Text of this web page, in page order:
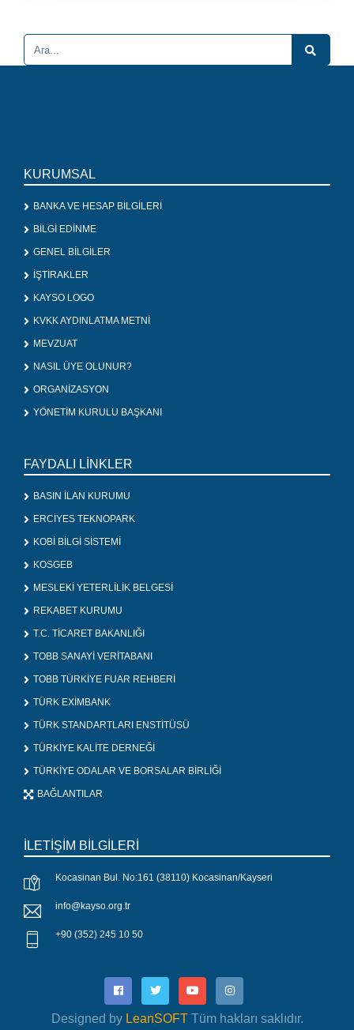
KURUMSAL
BANKA VE HESAP BİLGİLERİ
BİLGİ EDİNME
GENEL BİLGİLER
İŞTİRAKLER
KAYSO LOGO
KVKK AYDINLATMA METNİ
MEVZUAT
NASIL ÜYE OLUNUR?
ORGANİZASYON
YÖNETİM KURULU BAŞKANI
FAYDALI LİNKLER
BASIN İLAN KURUMU
ERCİYES TEKNOPARK
KOBİ BİLGİ SİSTEMİ
KOSGEB
MESLEKİ YETERLİLİK BELGESİ
REKABET KURUMU
T.C. TİCARET BAKANLIĞI
TOBB SANAYİ VERİTABANI
TOBB TÜRKİYE FUAR REHBERİ
TÜRK EXİMBANK
TÜRK STANDARTLARI ENSTİTÜSÜ
TÜRKİYE KALİTE DERNEĞİ
TÜRKİYE ODALAR VE BORSALAR BİRLİĞİ
BAĞLANTILAR
İLETİŞİM BİLGİLERİ
Kocasinan Bul. No:161 (38110) Kocasinan/Kayseri
info@kayso.org.tr
+90 (352) 245 10 50
Designed by LeanSOFTTüm hakları saklıdır.